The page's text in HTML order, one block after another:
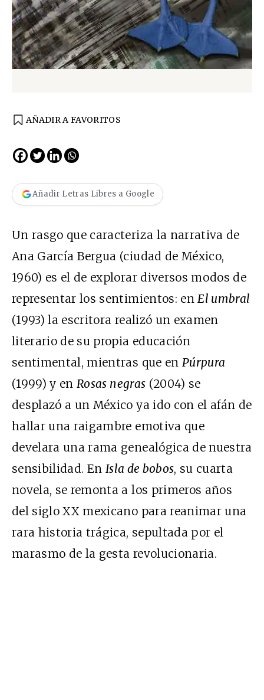
AÑADIR A FAVORITOS
Añadir Letras Libres a Google
Un rasgo que caracteriza la narrativa de
Ana García Bergua (ciudad de México,
1960) es el de explorar diversos modos de
representar los sentimientos: enEl umbral
(1993) la escritora realizó un examen
literario de su propia educación
sentimental, mientras que en Púrpura
(1999) y enRosas negras (2004) se
desplazó a un México ya ido con el afán de
hallar una raigambre emotiva que
develara una rama genealógica de nuestra
sensibilidad. En Isla de bobos, su cuarta
novela, se remonta a los primeros años
del siglo XX mexicano para reanimar una
rara historia trágica, sepultada por el
marasmo de la gesta revolucionaria.